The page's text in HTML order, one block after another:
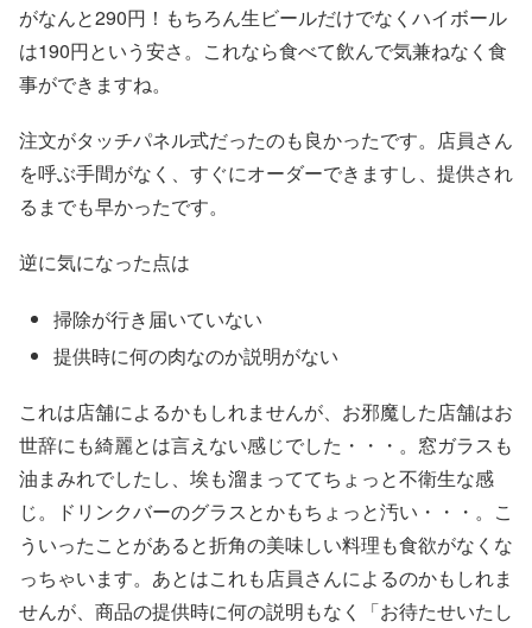
がなんと290円！もちろん生ビールだけでなくハイボール
は190円という安さ。これなら食べて飲んで気兼ねなく食
事ができますね。
注文がタッチパネル式だったのも良かったです。店員さん
を呼ぶ手間がなく、すぐにオーダーできますし、提供され
るまでも早かったです。
逆に気になった点は
掃除が行き届いていない
提供時に何の肉なのか説明がない
これは店舗によるかもしれませんが、お邪魔した店舗はお
世辞にも綺麗とは言えない感じでした・・・。窓ガラスも
油まみれでしたし、埃も溜まっててちょっと不衛生な感
じ。ドリンクバーのグラスとかもちょっと汚い・・・。こ
ういったことがあると折角の美味しい料理も食欲がなくな
っちゃいます。あとはこれも店員さんによるのかもしれま
せんが、商品の提供時に何の説明もなく「お待たせいたし